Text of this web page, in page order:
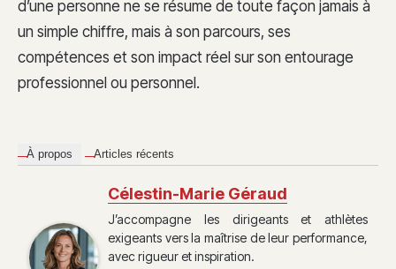
d’une personne ne se résume de toute façon jamais à
un simple chiffre, mais à son parcours, ses
compétences et son impact réel sur son entourage
professionnel ou personnel.
À propos Articles récents
Célestin-Marie Géraud
J’accompagne les dirigeants et athlètes
exigeants vers la maîtrise de leur performance,
avec rigueur et inspiration.